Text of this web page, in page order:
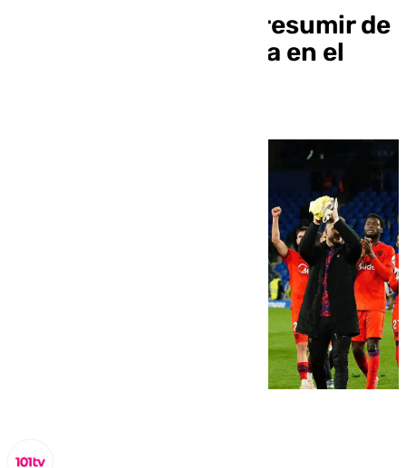
El Sevilla FC podría presumir de
títulos en su camiseta en el